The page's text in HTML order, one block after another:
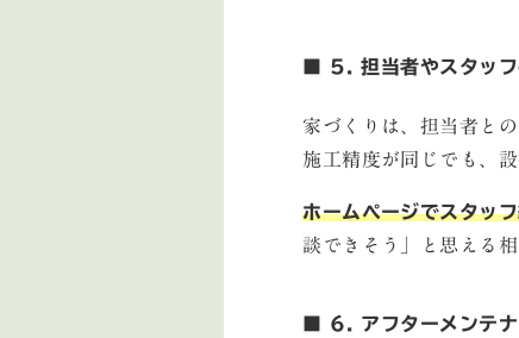
■ 5. 担当者やスタッフ
家づくりは、担当者と
施工精度が同じでも、
ホームページでスタッ
談できそう」と思える
■ 6. アフターメンテナ